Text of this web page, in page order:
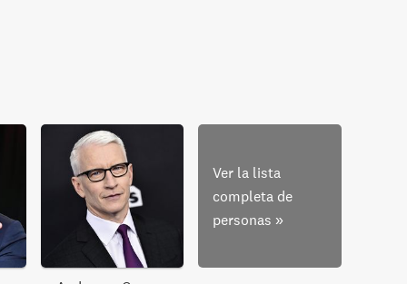
Ver la lista
completa de
personas »